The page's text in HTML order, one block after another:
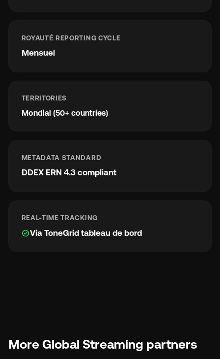
ROYAUTÉ REPORTING CYCLE
Mensuel
TERRITORIES
Mondial (50+ countries)
METADATA STANDARD
DDEX ERN 4.3 compliant
REAL-TIME TRACKING
check_circleVia ToneGrid tableau de bord
More Global Streaming partners